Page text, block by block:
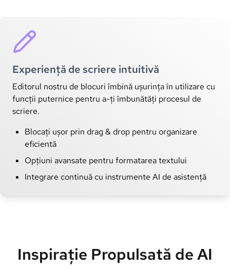
Experiență de scriere intuitivă
Editorul nostru de blocuri îmbină ușurința în utilizare cu
funcții puternice pentru a-ți îmbunătăți procesul de
scriere.
Blocați ușor prin drag & drop pentru organizare
eficientă
Opțiuni avansate pentru formatarea textului
Integrare continuă cu instrumente AI de asistență
Inspirație Propulsată de AI